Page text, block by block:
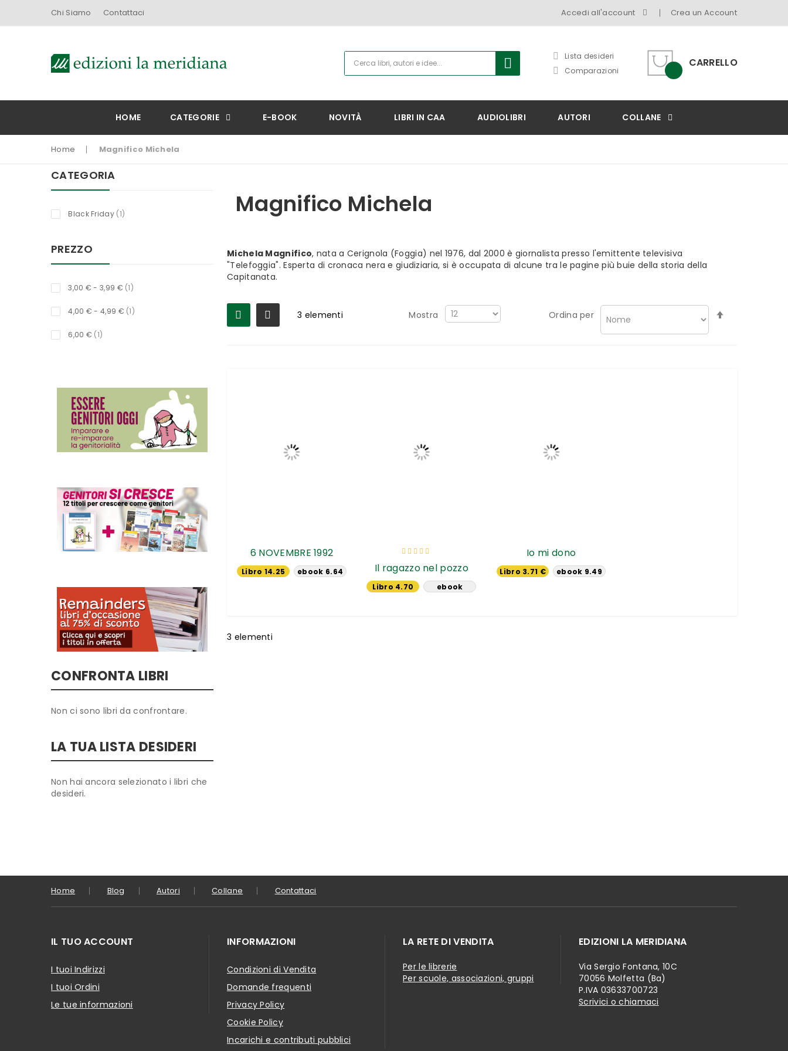
Chi Siamo Contattaci Accedi all'account Crea un Account
CARRELLO
Lista desideri
Comparazioni
HOME CATEGORIE E-BOOK NOVITÀ LIBRI IN CAA AUDIOLIBRI AUTORI COLLANE
Home Magnifico Michela
Magnifico Michela
Michela Magnifico, nata a Cerignola (Foggia) nel 1976, dal 2000 è giornalista presso l'emittente televisiva
"Telefoggia". Esperta di cronaca nera e giudiziaria, si è occupata di alcune tra le pagine più buie della storia della
Capitanata.
3 elementi Mostra Ordina per
6 NOVEMBRE 1992
Libro 14.25
ebook 6.64
Valutazione:
Il ragazzo nel pozzo
Libro 4.70
ebook
Io mi dono
Libro 3.71 €
ebook 9.49
3 elementi
CATEGORIA
Black Friday 1titolo
PREZZO
3,00 € -3,99 € 1titolo
4,00 € -4,99 € 1titolo
6,00 € 1titolo
CONFRONTA LIBRI
Non ci sono libri da confrontare.
LA TUA LISTA DESIDERI
Non hai ancora selezionato i libri che
desideri.
Home Blog Autori Collane Contattaci
IL TUO ACCOUNT
I tuoi Indirizzi
I tuoi Ordini
Le tue informazioni
INFORMAZIONI
Condizioni di Vendita
Domande frequenti
Privacy Policy
Cookie Policy
Incarichi e contributi pubblici
LA RETE DI VENDITA
Per le librerie
Per scuole, associazioni, gruppi
EDIZIONI LA MERIDIANA
Via Sergio Fontana, 10C
70056 Molfetta (Ba)
P.IVA 03633700723
Scrivici o chiamaci